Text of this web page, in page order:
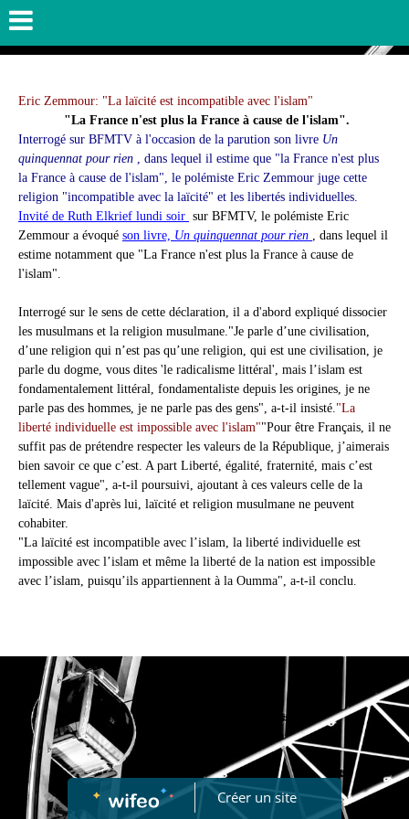
Eric Zemmour: "La laïcité est incompatible avec l'islam"
"La France n'est plus la France à cause de l'islam".
Interrogé sur BFMTV à l'occasion de la parution son livre Un
quinquennat pour rien , dans lequel il estime que "la France n'est plus
la France à cause de l'islam", le polémiste Eric Zemmour juge cette
religion "incompatible avec la laïcité" et les libertés individuelles.
Invité de Ruth Elkrief lundi soir sur BFMTV, le polémiste Eric
Zemmour a évoqué son livre, Un quinquennat pour rien , dans lequel il
estime notamment que "La France n'est plus la France à cause de
l'islam".
Interrogé sur le sens de cette déclaration, il a d'abord expliqué dissocier
les musulmans et la religion musulmane."Je parle d’une civilisation,
d’une religion qui n’est pas qu’une religion, qui est une civilisation, je
parle du dogme, vous dites 'le radicalisme littéral', mais l’islam est
fondamentalement littéral, fondamentaliste depuis les origines, je ne
parle pas des hommes, je ne parle pas des gens", a-t-il insisté."La
liberté individuelle est impossible avec l'islam""Pour être Français, il ne
suffit pas de prétendre respecter les valeurs de la République, j’aimerais
bien savoir ce que c’est. A part Liberté, égalité, fraternité, mais c’est
tellement vague", a-t-il poursuivi, ajoutant à ces valeurs celle de la
laïcité. Mais d'après lui, laïcité et religion musulmane ne peuvent
cohabiter.
"La laïcité est incompatible avec l’islam, la liberté individuelle est
impossible avec l’islam et même la liberté de la nation est impossible
avec l’islam, puisqu’ils appartiennent à la Oumma", a-t-il conclu.
Créer un site